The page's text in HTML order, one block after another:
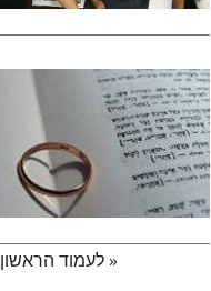
« לעמוד הראשון